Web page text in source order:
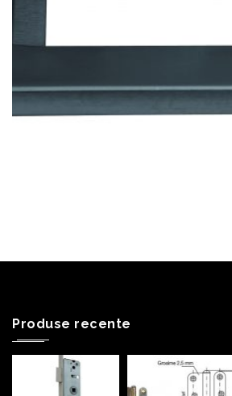
Produse recente